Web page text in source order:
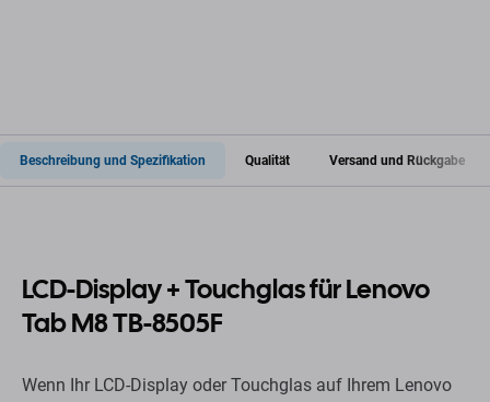
Beschreibung und Spezifikation Qualität Versand und Rückgabe
LCD-Display + Touchglas für Lenovo
Tab M8 TB-8505F
Wenn Ihr LCD-Display oder Touchglas auf Ihrem Lenovo